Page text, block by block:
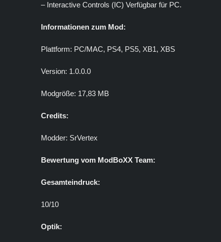
– Interactive Controls (IC) Verfügbar für PC.
Informationen zum Mod:
Plattform: PC/MAC, PS4, PS5, XB1, XBS
Version: 1.0.0.0
Modgröße: 17,83 MB
Credits:
Modder: SrVertex
Bewertung vom ModBoXX Team:
Gesamteindruck:
10/10
Optik: